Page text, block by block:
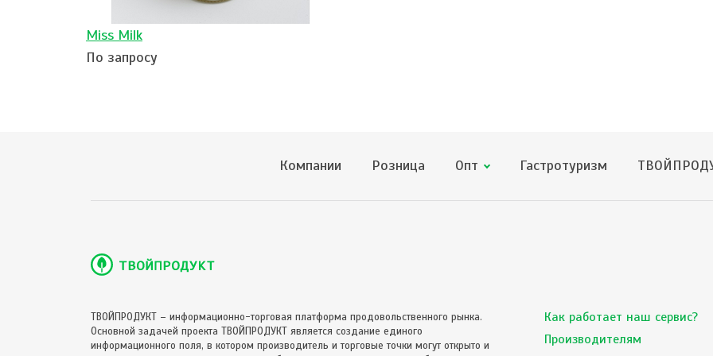
Miss Milk
По запросу
Компании Розница Опт Гастротуризм
ТВОЙПРОДУКТ – информационно-торговая платформа продовольственного рынка.
Основной задачей проекта ТВОЙПРОДУКТ является создание единого
информационного поля, в котором производитель и торговые точки могут открыто и
Как работает наш сервис?
Производителям